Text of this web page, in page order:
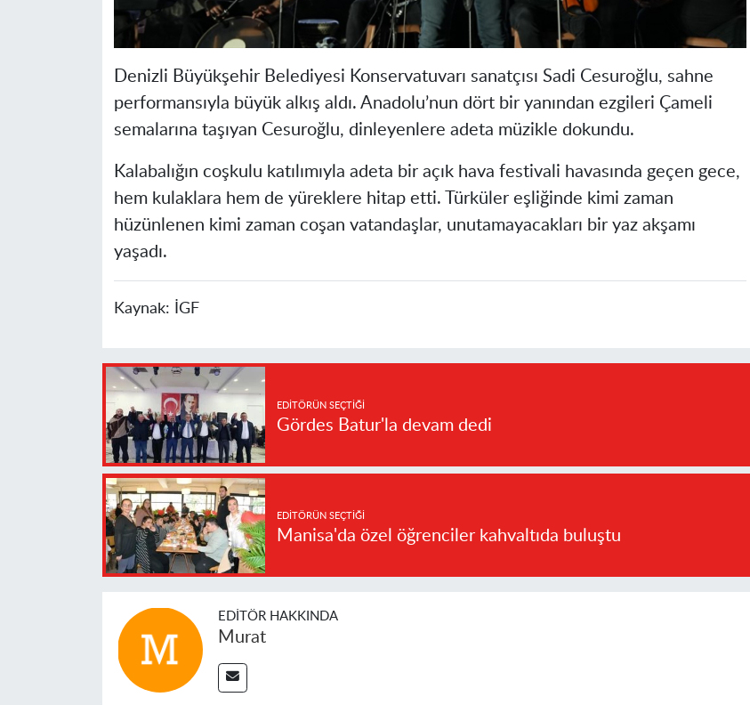
Denizli Büyükşehir Belediyesi Konservatuvarı sanatçısı Sadi Cesuroğlu, sahne
performansıyla büyük alkış aldı. Anadolu’nun dört bir yanından ezgileri Çameli
semalarına taşıyan Cesuroğlu, dinleyenlere adeta müzikle dokundu.
Kalabalığın coşkulu katılımıyla adeta bir açık hava festivali havasında geçen gece,
hem kulaklara hem de yüreklere hitap etti. Türküler eşliğinde kimi zaman
hüzünlenen kimi zaman coşan vatandaşlar, unutamayacakları bir yaz akşamı
yaşadı.
Kaynak: İGF
EDITÖRÜN SEÇTIĞI
Gördes Batur'la devam dedi
EDITÖRÜN SEÇTIĞI
Manisa'da özel öğrenciler kahvaltıda buluştu
EDITÖR HAKKINDA
Murat